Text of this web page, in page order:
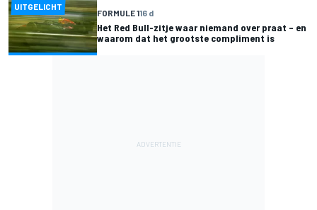
UITGELICHT
FORMULE 116 d
Het Red Bull-zitje waar niemand over praat – en
waarom dat het grootste compliment is